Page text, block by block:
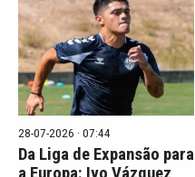
28-07-2026 · 07:44
Da Liga de Expansão para